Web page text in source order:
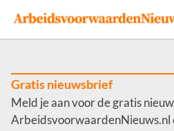
Events
Adverteren
Werkgevers
Contact
Gratis nieuwsbrief
Meld je aan voor de gratis
ArbeidsvoorwaardenNieuws.nl